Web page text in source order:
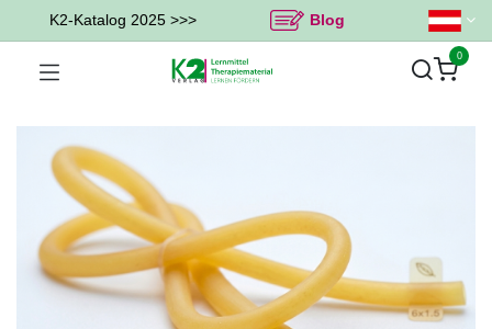
K2-Katalog 2025 >>> Blog
0